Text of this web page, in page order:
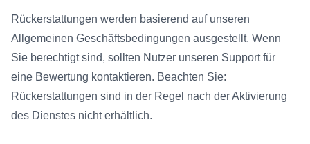
Rückerstattungen werden basierend auf unseren
Allgemeinen Geschäftsbedingungen ausgestellt. Wenn
Sie berechtigt sind, sollten Nutzer unseren Support für
eine Bewertung kontaktieren. Beachten Sie:
Rückerstattungen sind in der Regel nach der Aktivierung
des Dienstes nicht erhältlich.